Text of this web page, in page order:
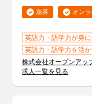
急募 オン
英語力・語学力が身に
英語力・語学力を活
株式会社オープンアッ
求人一覧を見る